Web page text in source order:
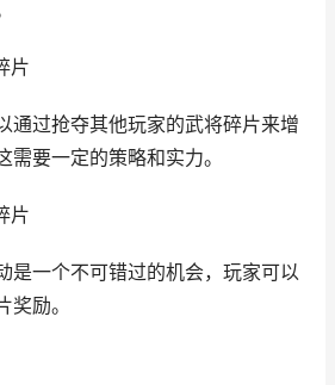
片
通过抢夺其他玩家的武将碎片来增
要一定的策略和实力。
片
是一个不可错过的机会，玩家可以
励。